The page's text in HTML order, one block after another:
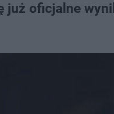
już oficjalne